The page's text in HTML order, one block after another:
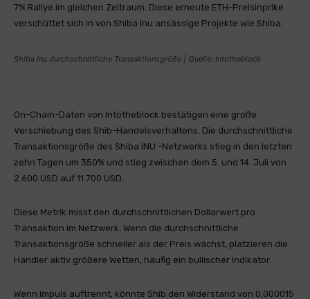
7% Rallye im gleichen Zeitraum. Diese erneute ETH-Preisinprike
verschüttet sich in von Shiba Inu ansässige Projekte wie Shiba.
Shiba Inu durchschnittliche Transaktionsgröße | Quelle: Intotheblock
On-Chain-Daten von Intotheblock bestätigen eine große
Verschiebung des Shib-Handelsverhaltens. Die durchschnittliche
Transaktionsgröße des Shiba INU -Netzwerks stieg in den letzten
zehn Tagen um 350% und stieg zwischen dem 5. und 14. Juli von
2.600 USD auf 11.700 USD.
Diese Metrik misst den durchschnittlichen Dollarwert pro
Transaktion im Netzwerk. Wenn die durchschnittliche
Transaktionsgröße schneller als der Preis wächst, platzieren die
Händler aktiv größere Wetten, häufig ein bullischer Indikator.
Wenn Impuls auftrennt, könnte Shib den Widerstand von 0,000015